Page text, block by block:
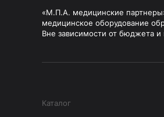
«М.П.А. медицинские
медицинское оборудование
Вне зависимости от бюджета и
Каталог